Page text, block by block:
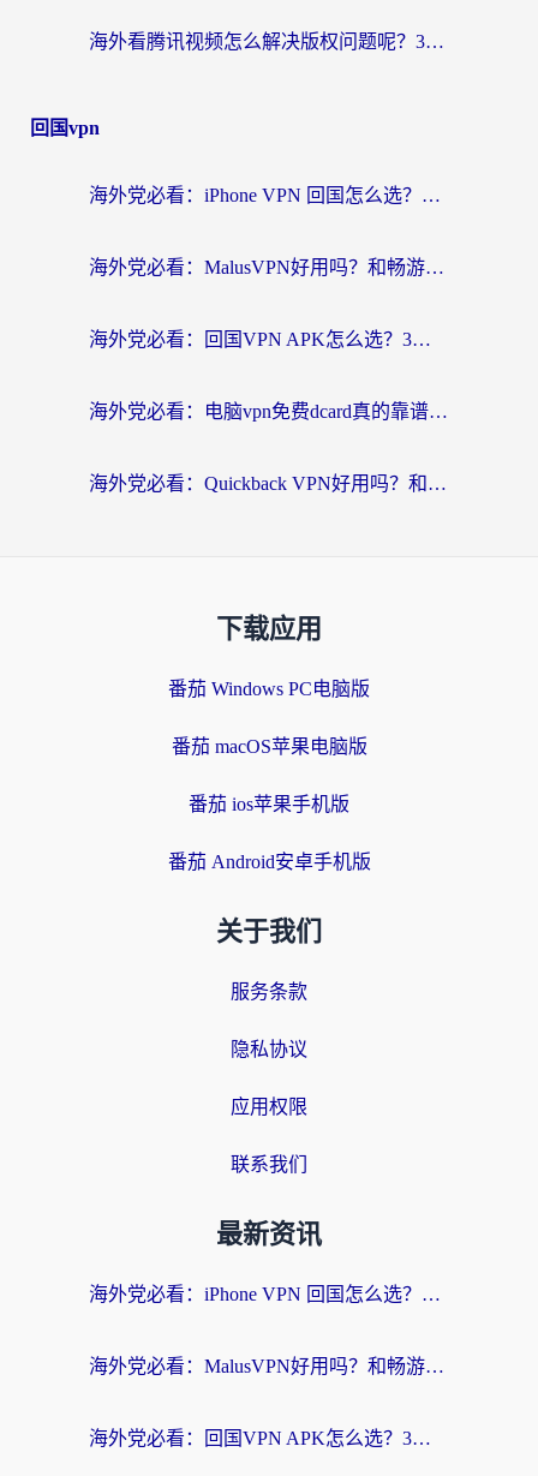
海外看腾讯视频怎么解决版权问题呢？3步让你轻松解锁国内影视自由
回国vpn
海外党必看：iPhone VPN 回国怎么选？一篇搞定无缝访问国内资源
海外党必看：MalusVPN好用吗？和畅游VPN对比哪个回国效果更好？附穿梭飞鱼神龟真实体验
海外党必看：回国VPN APK怎么选？3步教你无缝刷国内剧玩国服
海外党必看：电脑vpn免费dcard真的靠谱吗？教你选对回国加速器无缝访问国内资源
海外党必看：Quickback VPN好用吗？和小黑牛VPN对比哪个回国效果更好？附真实体验+避坑指南
下载应用
番茄 Windows PC电脑版
番茄 macOS苹果电脑版
番茄 ios苹果手机版
番茄 Android安卓手机版
关于我们
服务条款
隐私协议
应用权限
联系我们
最新资讯
海外党必看：iPhone VPN 回国怎么选？一篇搞定无缝访问国内资源
海外党必看：MalusVPN好用吗？和畅游VPN对比哪个回国效果更好？附穿梭飞鱼神龟真实体验
海外党必看：回国VPN APK怎么选？3步教你无缝刷国内剧玩国服